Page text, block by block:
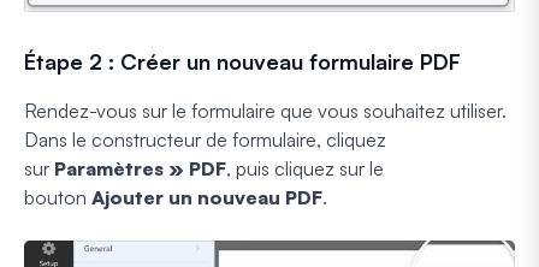
Étape 2 : Créer un nouveau formulaire PDF
Rendez-vous sur le formulaire que vous souhaitez utiliser.
Dans le constructeur de formulaire, cliquez
sur Paramètres » PDF, puis cliquez sur le
bouton Ajouter un nouveau PDF.